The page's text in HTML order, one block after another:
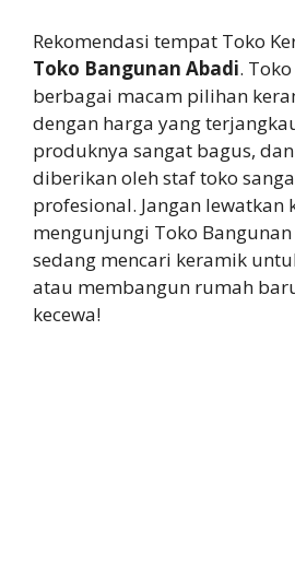
Rekomendasi tempat Toko
Toko Bangunan Abadi.
berbagai macam pilihan
dengan harga yang
produknya sangat bagus,
diberikan oleh staf toko
profesional. Jangan lewatkan
mengunjungi Toko
sedang mencari keramik
atau membangun rumah
kecewa!